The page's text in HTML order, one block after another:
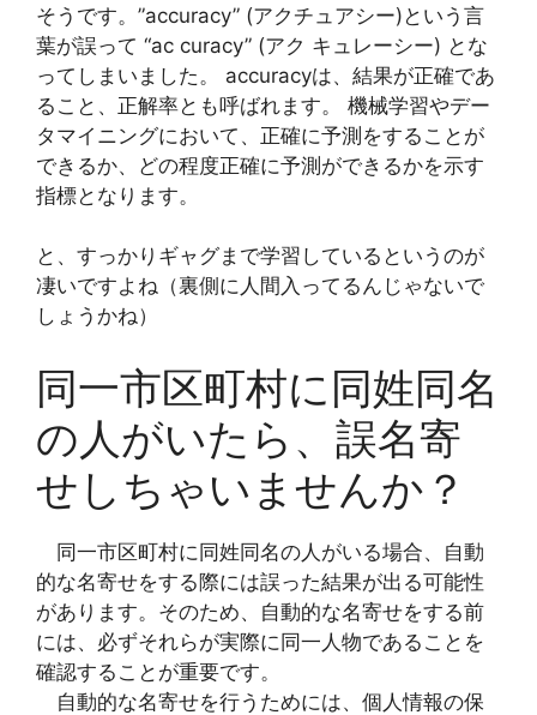
そうです。”accuracy” (アクチュアシー)という言
葉が誤って “ac curacy” (アク キュレーシー) とな
ってしまいました。 accuracyは、結果が正確であ
ること、正解率とも呼ばれます。 機械学習やデー
タマイニングにおいて、正確に予測をすることが
できるか、どの程度正確に予測ができるかを示す
指標となります。
と、すっかりギャグまで学習しているというのが
凄いですよね（裏側に人間入ってるんじゃないで
しょうかね）
同一市区町村に同姓同名
の人がいたら、誤名寄
せしちゃいませんか？
同一市区町村に同姓同名の人がいる場合、自動
的な名寄せをする際には誤った結果が出る可能性
があります。そのため、自動的な名寄せをする前
には、必ずそれらが実際に同一人物であることを
確認することが重要です。
自動的な名寄せを行うためには、個人情報の保